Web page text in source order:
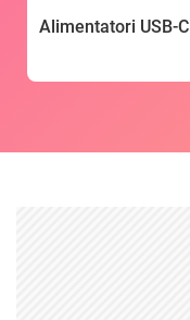
Alimentatori USB-C